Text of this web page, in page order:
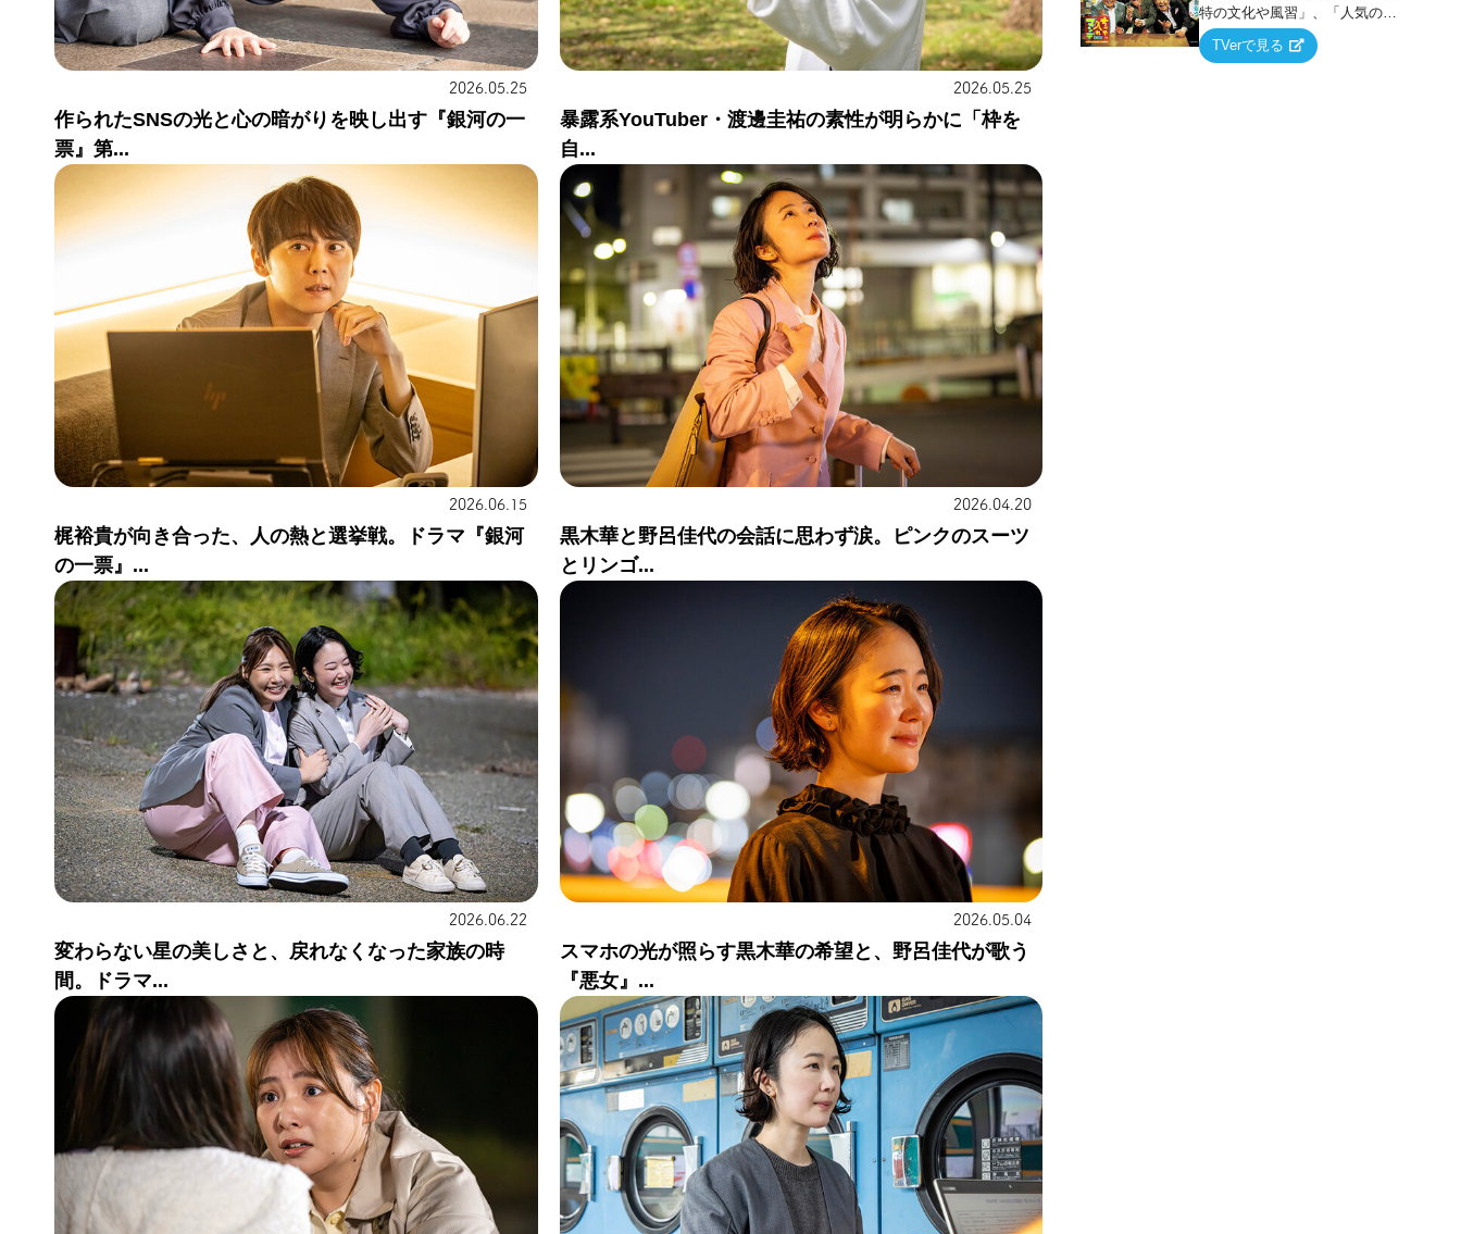
2026.05.25
作られたSNSの光と心の暗がりを映し出す『銀河の一
票』第...
2026.05.25
暴露系YouTuber・渡邊圭祐の素性が明らかに「枠を
自...
2026.06.15
梶裕貴が向き合った、人の熱と選挙戦。ドラマ『銀河
の一票』...
2026.04.20
黒木華と野呂佳代の会話に思わず涙。ピンクのスーツ
とリンゴ...
2026.06.22
変わらない星の美しさと、戻れなくなった家族の時
間。ドラマ...
2026.05.04
スマホの光が照らす黒木華の希望と、野呂佳代が歌う
『悪女』...
特の文化や風習」、「人気の行
列ができる店」などあらゆるテ
ーマについて好き放題にちゃち
TVerで見る